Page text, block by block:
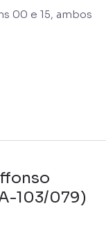
00 e 15, ambos
103/079)